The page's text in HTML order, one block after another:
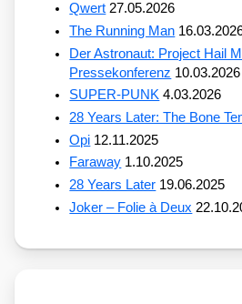
Qwert 27.05.2026
The Running Man
Der Astronaut: Project Hail
Pressekonferenz 10.03.2026
SUPER-PUNK 4.03.2026
28 Years Later: The Bone
Opi 12.11.2025
Faraway 1.10.2025
28 Years Later 19.06.2025
Joker – Folie à Deux